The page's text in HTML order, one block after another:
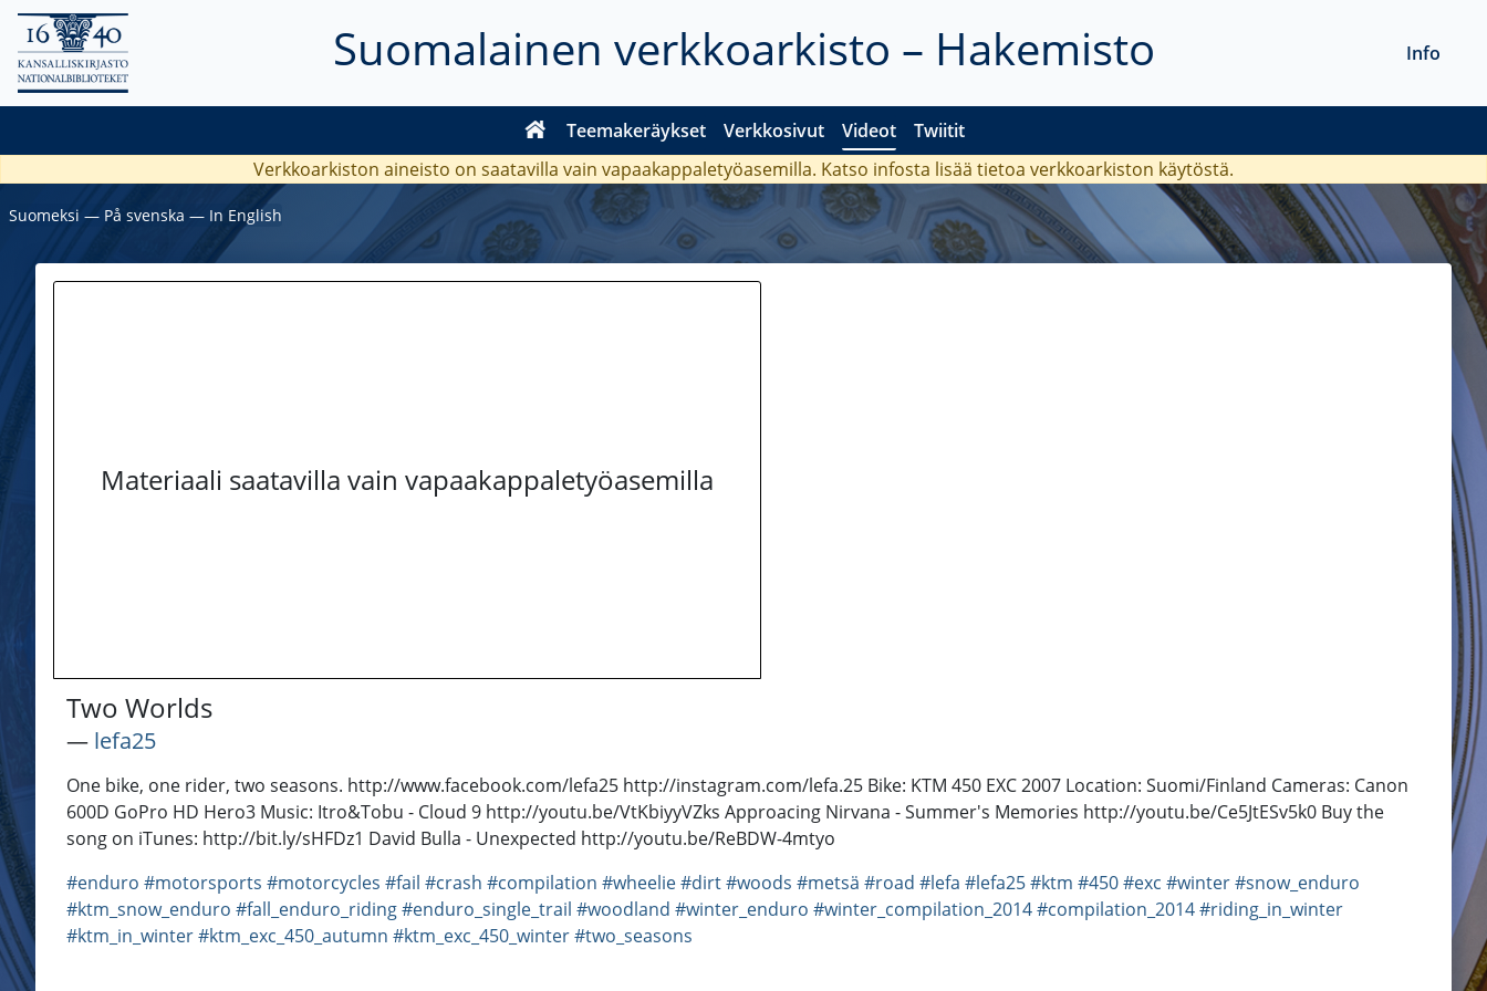
Suomalainen verkkoarkisto – Hakemisto
Teemakeräykset Verkkosivut Videot Twiitit
Info
Verkkoarkiston aineisto on saatavilla vain vapaakappaletyöasemilla. Katso infosta lisää tietoa verkkoarkiston käytöstä.
Suomeksi ― På svenska ― In English
Materiaali saatavilla vain vapaakappaletyöasemilla
Two Worlds
― lefa25
One bike, one rider, two seasons. http://www.facebook.com/lefa25 http://instagram.com/lefa.25 Bike: KTM 450 EXC 2007 Location: Suomi/Finland Cameras: Canon
600D GoPro HD Hero3 Music: Itro&Tobu - Cloud 9 http://youtu.be/VtKbiyyVZks Approacing Nirvana - Summer's Memories http://youtu.be/Ce5JtESv5k0 Buy the
song on iTunes: http://bit.ly/sHFDz1 David Bulla - Unexpected http://youtu.be/ReBDW-4mtyo
#enduro #motorsports #motorcycles #fail #crash #compilation #wheelie#dirt#woods #metsä #road #lefa #lefa25#ktm #450#exc #winter#snow_enduro
#ktm_snow_enduro #fall_enduro_riding#enduro_single_trail #woodland #winter_enduro #winter_compilation_2014#compilation_2014#riding_in_winter
#ktm_in_winter#ktm_exc_450_autumn #ktm_exc_450_winter#two_seasons